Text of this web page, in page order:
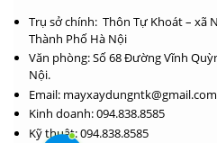
Trụ sở chính: Thôn Tự Khoát – xã
Thành Phố Hà Nội
Văn phòng: Số 68 Đường Vĩnh
Nội.
Email: mayxaydungntk@gmail.com
Kinh doanh: 094.838.8585
Kỹ thuật: 094.838.8585